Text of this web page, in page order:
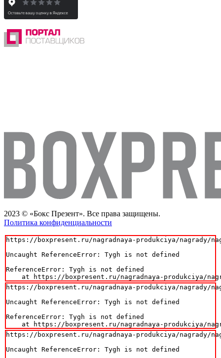
2023 © «Бокс Презент». Все права защищены.
Политика конфиденциальности
https://boxpresent.ru/nagradnaya-produkciya/nagrady/
Uncaught ReferenceError: Tygh is not defined
ReferenceError: Tygh is not defined
at https://boxpresent.ru/nagradnaya-produkciya/
https://boxpresent.ru/nagradnaya-produkciya/nagrady/
Uncaught ReferenceError: Tygh is not defined
ReferenceError: Tygh is not defined
at https://boxpresent.ru/nagradnaya-produkciya/
https://boxpresent.ru/nagradnaya-produkciya/nagrady/
Uncaught ReferenceError: Tygh is not defined